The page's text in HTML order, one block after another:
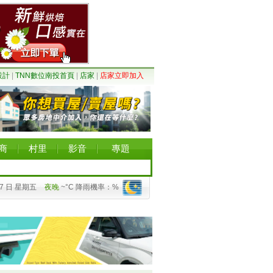
計 TNN數位南投首頁 店家 店家立即加入
村里 影音 專題
日 星期五 夜晚 ~°C 降雨機率：%